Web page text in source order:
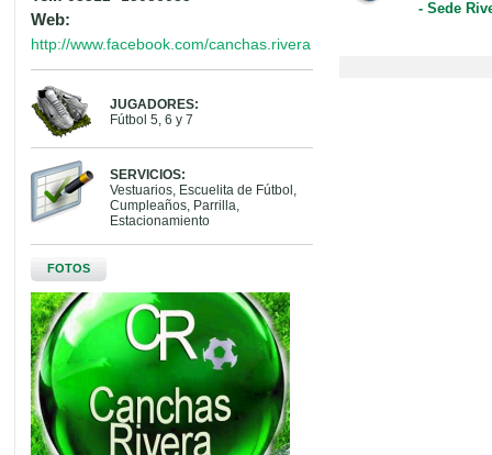
Web:
http://www.facebook.com/canchas.rivera
JUGADORES:
Fútbol 5, 6 y 7
SERVICIOS:
Vestuarios, Escuelita de Fútbol,
Cumpleaños, Parrilla,
Estacionamiento
FOTOS
- Sede